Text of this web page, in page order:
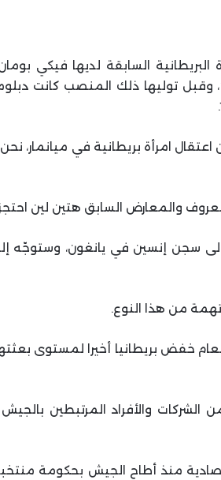
السابقة لديها فيكي
سفيرة لبلدها في ميانمار بين عامي 2002 و2006، وقبل توليها ذلك المنصب
امرأة بريطانية في ميانمار،
والمعارض السابق هتين لين
إلى سجن إنسين في يانغون، وستوجّه
خفض بريطانيا أخيرا لمستوى بعثتها
الشركات والأفراد المرتبطين
منذ أطاح الجيش بحكومة